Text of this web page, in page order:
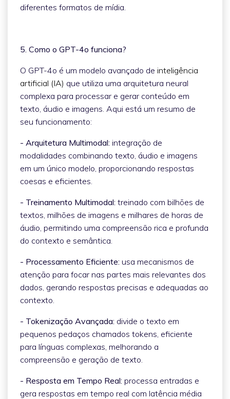
diferentes formatos de mídia.
5. Como o GPT-4o funciona?
O GPT-4o é um modelo avançado de inteligência
artificial (IA) que utiliza uma arquitetura neural
complexa para processar e gerar conteúdo em
texto, áudio e imagens. Aqui está um resumo de
seu funcionamento:
- Arquitetura Multimodal: integração de
modalidades combinando texto, áudio e imagens
em um único modelo, proporcionando respostas
coesas e eficientes.
- Treinamento Multimodal: treinado com bilhões de
textos, milhões de imagens e milhares de horas de
áudio, permitindo uma compreensão rica e profunda
do contexto e semântica.
- Processamento Eficiente: usa mecanismos de
atenção para focar nas partes mais relevantes dos
dados, gerando respostas precisas e adequadas ao
contexto.
- Tokenização Avançada: divide o texto em
pequenos pedaços chamados tokens, eficiente
para línguas complexas, melhorando a
compreensão e geração de texto.
- Resposta em Tempo Real: processa entradas e
gera respostas em tempo real com latência média